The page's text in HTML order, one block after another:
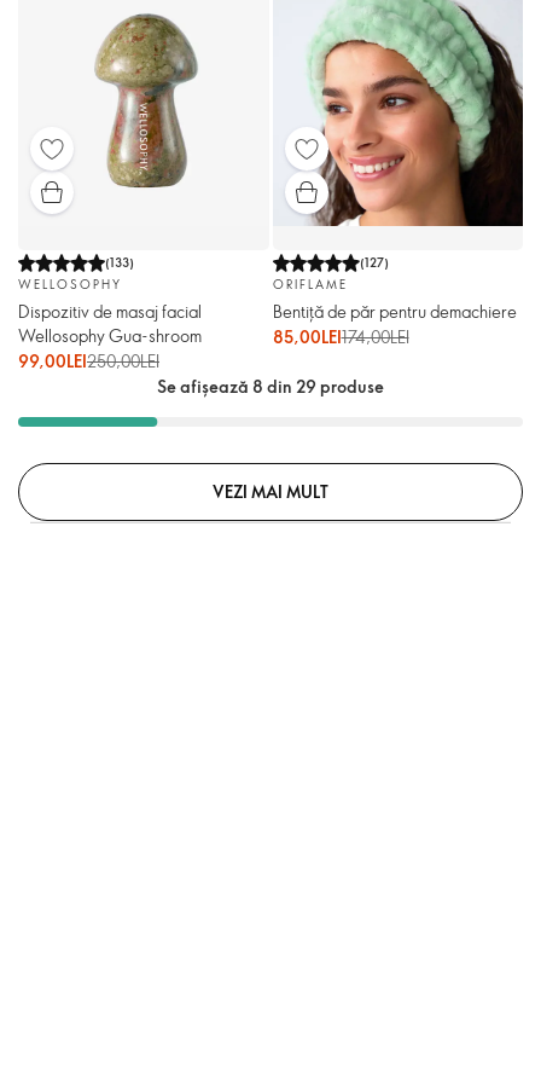
(133)
WELLOSOPHY
Dispozitiv de masaj facial
Wellosophy Gua-shroom
99,00LEI250,00LEI
(127)
ORIFLAME
Bentiță de păr pentru demachiere
85,00LEI174,00LEI
Se afișează 8 din 29 produse
VEZI MAI MULT